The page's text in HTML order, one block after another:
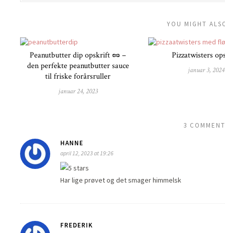
YOU MIGHT
Peanutbutter dip opskrift 🥜 –
den perfekte peanutbutter sauce
til friske forårsruller
januar 24, 2023
Pizzatwisters
januar 3, 2024
3
HANNE
april 12, 2023 at 19:26
Har lige prøvet og det smager himmelsk
FREDERIK